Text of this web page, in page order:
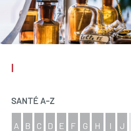
I
SANTÉ A-Z
A B C D E F G H I J